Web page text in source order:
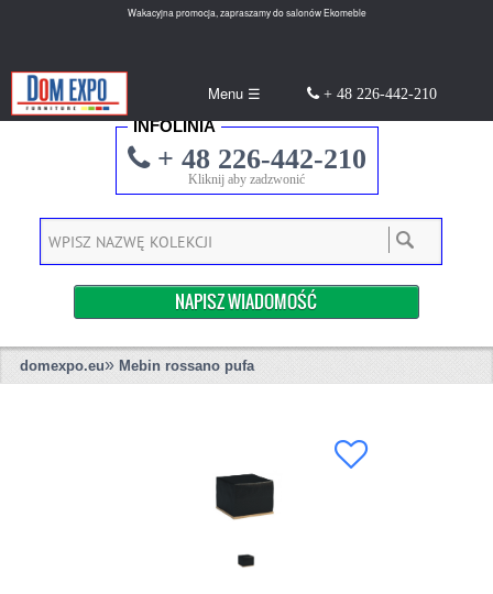
Wakacyjna promocja, zapraszamy do salonów Ekomeble
Menu ☰ + 48 226-442-210
INFOLINIA
+ 48 226-442-210
Kliknij aby zadzwonić
NAPISZ WIADOMOŚĆ
domexpo.eu» Mebin rossano pufa